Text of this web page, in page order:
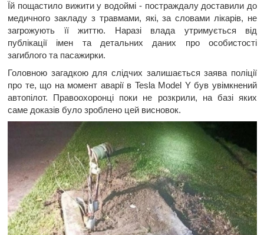
Їй пощастило вижити у водоймі - постраждалу доставили до
медичного закладу з травмами, які, за словами лікарів, не
загрожують її життю. Наразі влада утримується від
публікації імен та детальних даних про особистості
загиблого та пасажирки.
Головною загадкою для слідчих залишається заява поліції
про те, що на момент аварії в Tesla Model Y був увімкнений
автопілот. Правоохоронці поки не розкрили, на базі яких
саме доказів було зроблено цей висновок.